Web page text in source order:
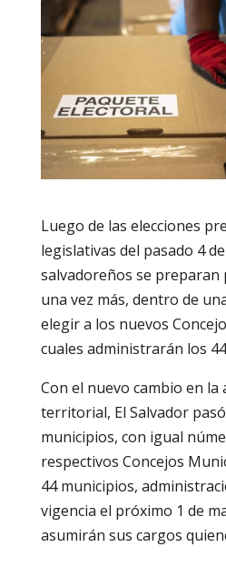
Luego de las elecciones
legislativas del pasado 4
salvadoreños se preparan
una vez más, dentro de
elegir a los nuevos
cuales administrarán los
Con el nuevo cambio en la
territorial, El Salvador
municipios, con igual
respectivos Concejos
44 municipios,
vigencia el próximo 1 de
asumirán sus cargos